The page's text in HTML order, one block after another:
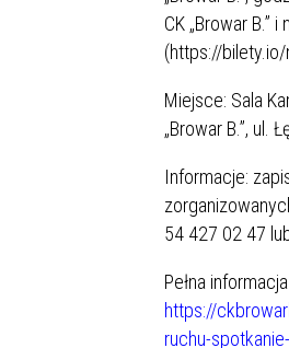
CK „Browar B.”
(https://bilety.io/
Miejsce: Sala
„Browar B.”, ul.
Informacje:
54 427 02 47
Pełna
https://
ruchu-